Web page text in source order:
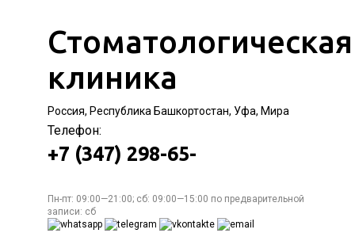
Стоматологическая
клиника
Россия, Республика Башкортостан, Уфа, Мира
Телефон:
+7 (347) 298-65-
Пн-пт: 09:00—21:00; сб: 09:00—15:00 по предварительной
записи: сб